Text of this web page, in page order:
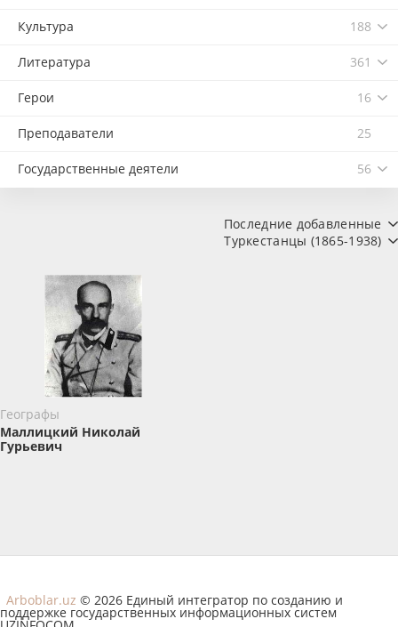
Культура 188
Литература 361
Герои 16
Преподаватели 25
Государственные деятели 56
Последние добавленные
Туркестанцы (1865-1938)
Географы
Маллицкий Николай
Гурьевич
Arboblar.uz © 2026 Единый интегратор по созданию и
поддержке государственных информационных систем